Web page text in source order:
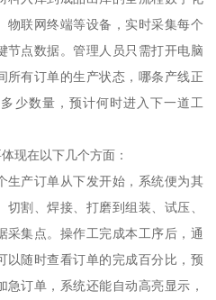
物联网终端等设备，实时采集每个
节点数据。管理人员只需打开电脑
所有订单的生产状态，哪条产线正
少数量，预计何时进入下一道工
现在以下几个方面：
生产订单从下发开始，系统便为其
割、焊接、打磨到组装、试压、
采集点。操作工完成本工序后，通
以随时查看订单的完成百分比，预
订单，系统还能自动高亮显示，